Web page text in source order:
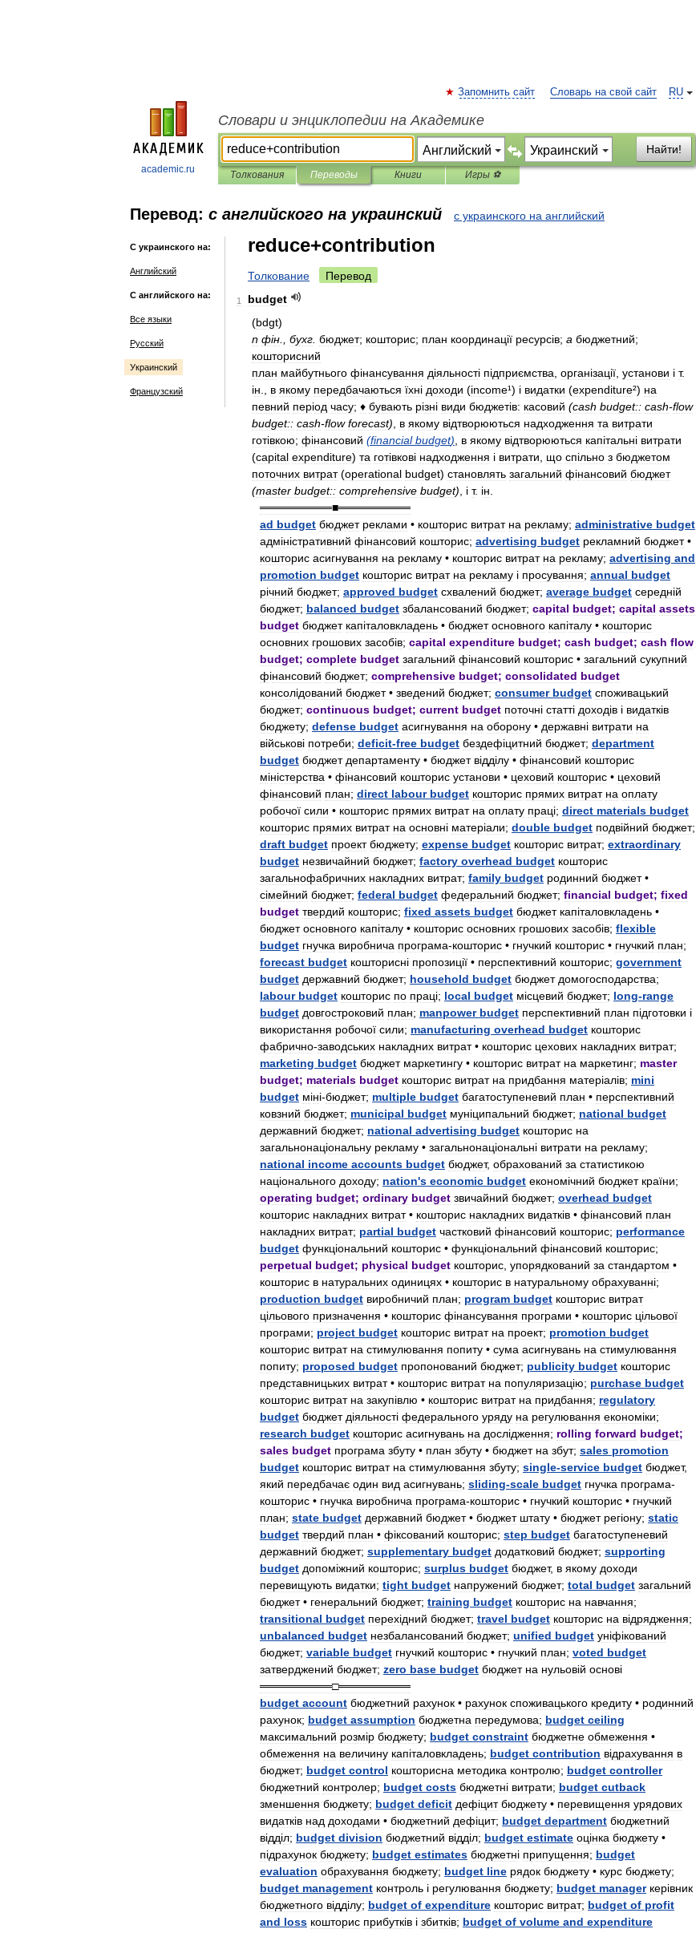
academic.ru
RU
Запомнить сайт Словарь на свой сайт
Словари и энциклопедии на Академике
Найти!
Толкования Переводы Книги Игры ⚽
Перевод: с английского на украинский с украинского на английский
С украинского на:
Английский
С английского на:
Все языки
Русский
Украинский
Французский
reduce+contribution
Толкование Перевод
1
budget
(bdgt)
n фін бухг бюджет; кошторис; план координації ресурсів; a бюджетний;
кошторисний
план майбутнього фінансування діяльності підприємства організації установи і т.
ін в якому передбачаються їхні доходи (income¹) і видатки (expenditure²) на
певний період часу; ♦ бувають різні види бюджетів: касовий (cash budget:: cash-flow
budget:: cash-flow forecast) в якому відтворюються надходження та витрати
готівкою; фінансовий (financial budget) в якому відтворюються капітальні витрати
(capital expenditure) та готівкові надходження і витрати що спільно з бюджетом
поточних витрат(operational budget) становлять загальний фінансовий бюджет
(master budget:: comprehensive budget) , і т. ін
═════════■═════════
ad budget бюджет реклами • кошторис витрат на рекламу; administrative budget
адміністративний фінансовий кошторис; advertising budget рекламний бюджет•
кошторис асигнування на рекламу • кошторис витрат на рекламу; advertising and
promotion budget кошторис витрат на рекламу і просування; annual budget
річний бюджет; approved budget схвалений бюджет; average budget середній
бюджет; balanced budget збалансований бюджет; capital budget; capital assets
budget бюджет капіталовкладень • бюджет основного капіталу • кошторис
основних грошових засобів; capital expenditure budget; cash budget; cash flow
budget; complete budget загальний фінансовий кошторис • загальний сукупний
фінансовий бюджет; comprehensive budget; consolidated budget
консолідований бюджет• зведений бюджет; consumer budget споживацький
бюджет; continuous budget; current budget поточні статті доходів і видатків
бюджету; defense budget асигнування на оборону • державні витрати на
військові потреби; deficit-free budget бездефіцитний бюджет; department
budget бюджет департаменту • бюджет відділу • фінансовий кошторис
міністерства • фінансовий кошторис установи • цеховий кошторис • цеховий
фінансовий план; direct labour budget кошторис прямих витрат на оплату
робочої сили • кошторис прямих витрат на оплату праці; direct materials budget
кошторис прямих витрат на основні матеріали; double budget подвійний бюджет;
draft budget проект бюджету; expense budget кошторис витрат; extraordinary
budget незвичайний бюджет; factory overhead budget кошторис
загальнофабричних накладних витрат; family budget родинний бюджет•
сімейний бюджет; federal budget федеральний бюджет; financial budget; fixed
budget твердий кошторис; fixed assets budget бюджет капіталовкладень •
бюджет основного капіталу • кошторис основних грошових засобів; flexible
budget гнучка виробнича програма-кошторис • гнучкий кошторис • гнучкий план;
forecast budget кошторисні пропозиції • перспективний кошторис; government
budget державний бюджет; household budget бюджет домогосподарства;
labour budget кошторис по праці; local budget місцевий бюджет; long-range
budget довгостроковий план; manpower budget перспективний план підготовки і
використання робочої сили; manufacturing overhead budget кошторис
фабрично-заводських накладних витрат• кошторис цехових накладних витрат;
marketing budget бюджет маркетингу • кошторис витрат на маркетинг; master
budget; materials budget кошторис витрат на придбання матеріалів; mini
budget міні-бюджет; multiple budget багатоступеневий план • перспективний
ковзний бюджет; municipal budget муніципальний бюджет; national budget
державний бюджет; national advertising budget кошторис на
загальнонаціональну рекламу • загальнонаціональні витрати на рекламу;
national income accounts budget бюджет, обрахований за статистикою
національного доходу; nation's economic budget економічний бюджет країни;
operating budget; ordinary budget звичайний бюджет; overhead budget
кошторис накладних витрат• кошторис накладних видатків • фінансовий план
накладних витрат; partial budget частковий фінансовий кошторис; performance
budget функціональний кошторис • функціональний фінансовий кошторис;
perpetual budget; physical budget кошторис упорядкований за стандартом •
кошторис в натуральних одиницях • кошторис в натуральному обрахуванні;
production budget виробничий план; program budget кошторис витрат
цільового призначення • кошторис фінансування програми • кошторис цільової
програми; project budget кошторис витрат на проект; promotion budget
кошторис витрат на стимулювання попиту • сума асигнувань на стимулювання
попиту; proposed budget пропонований бюджет; publicity budget кошторис
представницьких витрат• кошторис витрат на популяризацію; purchase budget
кошторис витрат на закупівлю • кошторис витрат на придбання; regulatory
budget бюджет діяльності федерального уряду на регулювання економіки;
research budget кошторис асигнувань на дослідження; rolling forward budget;
sales budget програма збуту • план збуту • бюджет на збут; sales promotion
budget кошторис витрат на стимулювання збуту; single-service budget бюджет,
який передбачає один вид асигнувань; sliding-scale budget гнучка програма-
кошторис • гнучка виробнича програма-кошторис • гнучкий кошторис • гнучкий
план; state budget державний бюджет• бюджет штату • бюджет регіону; static
budget твердий план • фіксований кошторис; step budget багатоступеневий
державний бюджет; supplementary budget додатковий бюджет; supporting
budget допоміжний кошторис; surplus budget бюджет, в якому доходи
перевищують видатки; tight budget напружений бюджет; total budget загальний
бюджет• генеральний бюджет; training budget кошторис на навчання;
transitional budget перехідний бюджет; travel budget кошторис на відрядження;
unbalanced budget незбалансований бюджет; unified budget уніфікований
бюджет; variable budget гнучкий кошторис • гнучкий план; voted budget
затверджений бюджет; zero base budget бюджет на нульовій основі
═════════□═════════
budget account бюджетний рахунок • рахунок споживацького кредиту • родинний
рахунок; budget assumption бюджетна передумова; budget ceiling
максимальний розмір бюджету; budget constraint бюджетне обмеження •
обмеження на величину капіталовкладень; budget contribution відрахування в
бюджет; budget control кошторисна методика контролю; budget controller
бюджетний контролер; budget costs бюджетні витрати; budget cutback
зменшення бюджету; budget deficit дефіцит бюджету • перевищення урядових
видатків над доходами • бюджетний дефіцит; budget department бюджетний
відділ; budget division бюджетний відділ; budget estimate оцінка бюджету •
підрахунок бюджету; budget estimates бюджетні припущення; budget
evaluation обрахування бюджету; budget line рядок бюджету • курс бюджету;
budget management контроль і регулювання бюджету; budget manager керівник
бюджетного відділу; budget of expenditure кошторис витрат; budget of profit
and loss кошторис прибутків і збитків; budget of volume and expenditure